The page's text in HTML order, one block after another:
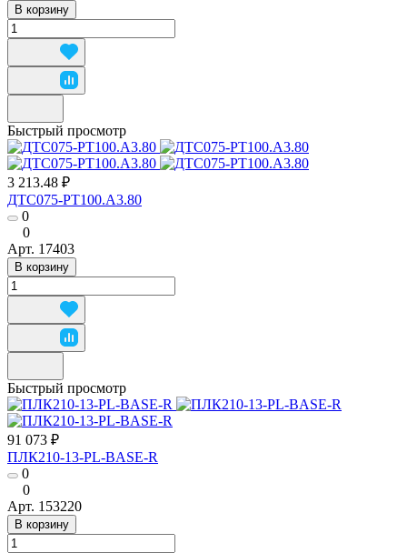
В корзину
Быстрый просмотр
3 213.48 ₽
ДТС075-РТ100.А3.80
0
0
Арт. 17403
В корзину
Быстрый просмотр
91 073 ₽
ПЛК210-13-PL-BASE-R
0
0
Арт. 153220
В корзину